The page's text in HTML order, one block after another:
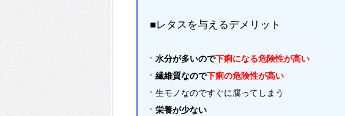
■レタスを与えるデメリット
水分が多いので下痢になる危険性が高い
繊維質なので下痢の危険性が高い
生モノなのですぐに腐ってしまう
栄養が少ない